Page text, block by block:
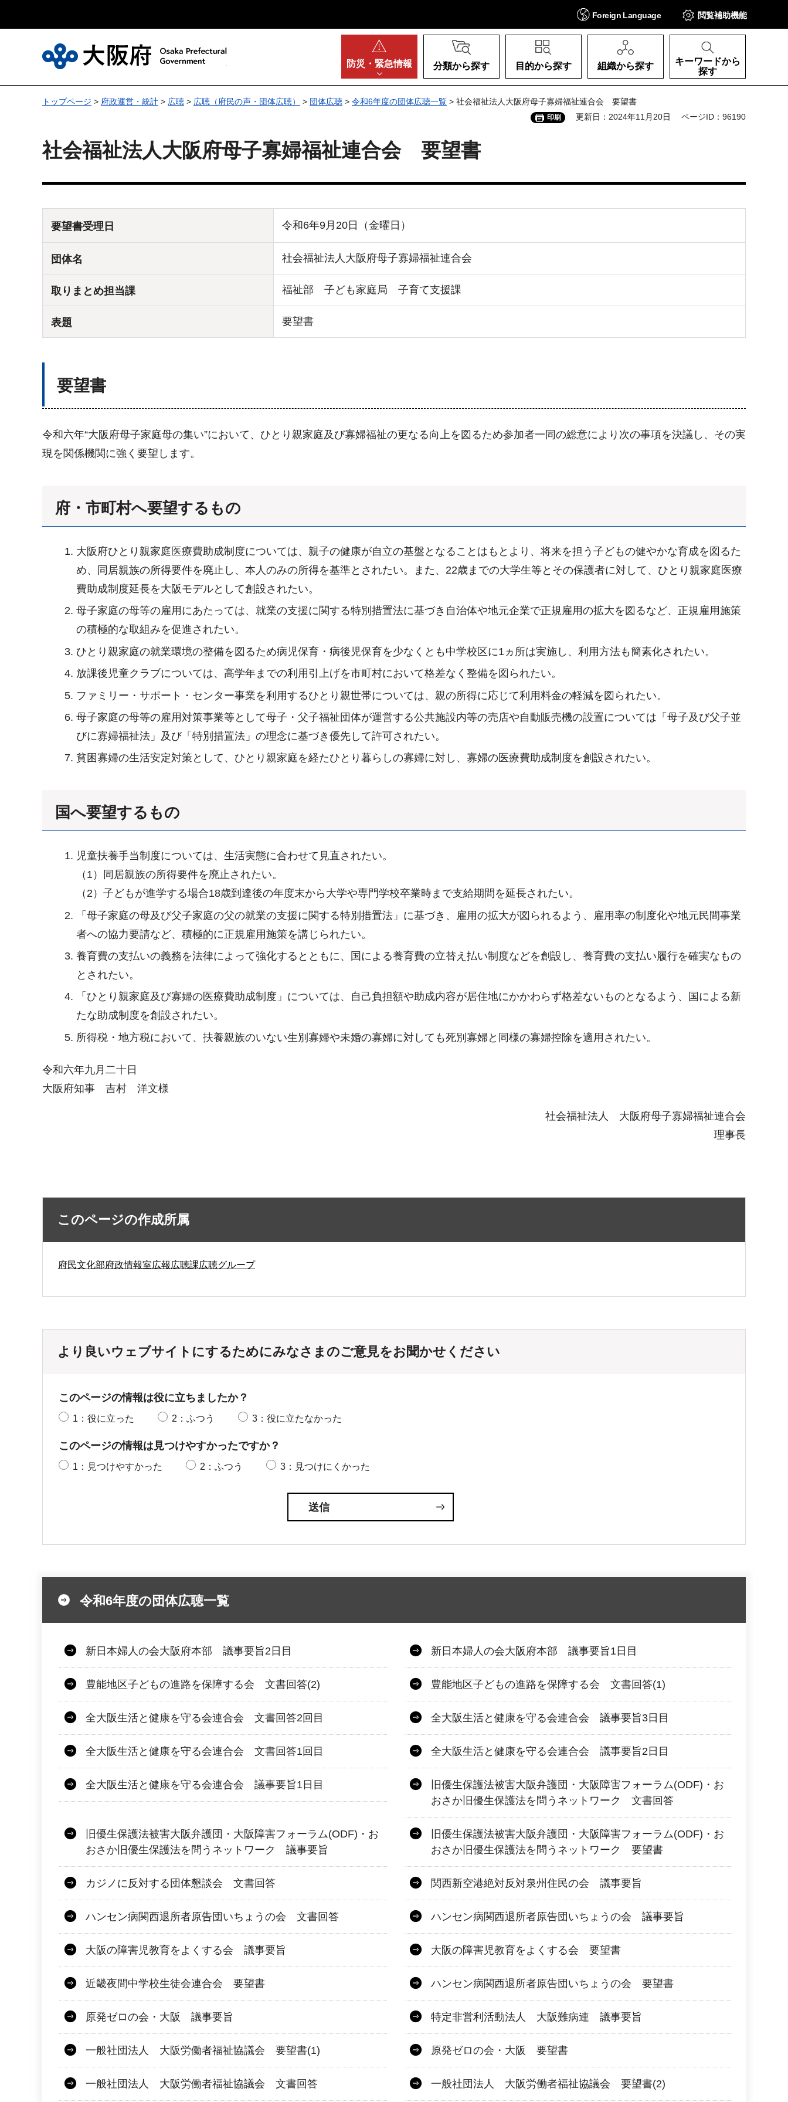
Foreign Language 閲覧補助機能
防災・ 緊急情報 分類から探す 目的から探す 組織から探す
キーワードから
探す
トップページ > 府政運営・統計 > 広聴 > 広聴（府民の声・団体広聴） > 団体広聴 > 令和6年度の団体広聴一覧 > 社会福祉法人大阪府母子寡婦福祉連合会 要望書
印刷 更新日：2024年11月20日 ページID：96190
社会福祉法人大阪府母子寡婦福祉連合会 要望書
要望書受理日 令和6年9月20日（金曜日）
団体名 社会福祉法人大阪府母子寡婦福祉連合会
取りまとめ担当課 福祉部 子ども家庭局 子育て支援課
表題 要望書
要望書
令和六年“大阪府母子家庭母の集い”において、ひとり親家庭及び寡婦福祉の更なる向上を図るため参加者一同の総意により次の事項を決議し、その実
現を関係機関に強く要望します。
府・市町村へ要望するもの
大阪府ひとり親家庭医療費助成制度については、親子の健康が自立の基盤となることはもとより、将来を担う子どもの健やかな育成を図るた
め、同居親族の所得要件を廃止し、本人のみの所得を基準とされたい。また、22歳までの大学生等とその保護者に対して、ひとり親家庭医療
費助成制度延長を大阪モデルとして創設されたい。
母子家庭の母等の雇用にあたっては、就業の支援に関する特別措置法に基づき自治体や地元企業で正規雇用の拡大を図るなど、正規雇用施策
の積極的な取組みを促進されたい。
ひとり親家庭の就業環境の整備を図るため病児保育・病後児保育を少なくとも中学校区に1ヵ所は実施し、利用方法も簡素化されたい。
放課後児童クラブについては、高学年までの利用引上げを市町村において格差なく整備を図られたい。
ファミリー・サポート・センター事業を利用するひとり親世帯については、親の所得に応じて利用料金の軽減を図られたい。
母子家庭の母等の雇用対策事業等として母子・父子福祉団体が運営する公共施設内等の売店や自動販売機の設置については「母子及び父子並
びに寡婦福祉法」及び「特別措置法」の理念に基づき優先して許可されたい。
貧困寡婦の生活安定対策として、ひとり親家庭を経たひとり暮らしの寡婦に対し、寡婦の医療費助成制度を創設されたい。
国へ要望するもの
児童扶養手当制度については、生活実態に合わせて見直されたい。
（1）同居親族の所得要件を廃止されたい。
（2）子どもが進学する場合18歳到達後の年度末から大学や専門学校卒業時まで支給期間を延長されたい。
「母子家庭の母及び父子家庭の父の就業の支援に関する特別措置法」に基づき、雇用の拡大が図られるよう、雇用率の制度化や地元民間事業
者への協力要請など、積極的に正規雇用施策を講じられたい。
養育費の支払いの義務を法律によって強化するとともに、国による養育費の立替え払い制度などを創設し、養育費の支払い履行を確実なもの
とされたい。
「ひとり親家庭及び寡婦の医療費助成制度」については、自己負担額や助成内容が居住地にかかわらず格差ないものとなるよう、国による新
たな助成制度を創設されたい。
所得税・地方税において、扶養親族のいない生別寡婦や未婚の寡婦に対しても死別寡婦と同様の寡婦控除を適用されたい。
令和六年九月二十日
大阪府知事 吉村 洋文様
社会福祉法人 大阪府母子寡婦福祉連合会
理事長
このページの作成所属
府民文化部府政情報室広報広聴課広聴グループ
より良いウェブサイトにするためにみなさまのご意見をお聞かせください
このページの情報は役に立ちましたか？
1：役に立った 2：ふつう 3：役に立たなかった
このページの情報は見つけやすかったですか？
1：見つけやすかった 2：ふつう 3：見つけにくかった
令和6年度の団体広聴一覧
新日本婦人の会大阪府本部 議事要旨2日目 新日本婦人の会大阪府本部 議事要旨1日目
豊能地区子どもの進路を保障する会 文書回答(2) 豊能地区子どもの進路を保障する会 文書回答(1)
全大阪生活と健康を守る会連合会 文書回答2回目 全大阪生活と健康を守る会連合会 議事要旨3日目
全大阪生活と健康を守る会連合会 文書回答1回目 全大阪生活と健康を守る会連合会 議事要旨2日目
全大阪生活と健康を守る会連合会 議事要旨1日目
旧優生保護法被害大阪弁護団・大阪障害フォーラム(ODF)・お
おさか旧優生保護法を問うネットワーク 文書回答
旧優生保護法被害大阪弁護団・大阪障害フォーラム(ODF)・お
おさか旧優生保護法を問うネットワーク 議事要旨
旧優生保護法被害大阪弁護団・大阪障害フォーラム(ODF)・お
おさか旧優生保護法を問うネットワーク 要望書
カジノに反対する団体懇談会 文書回答 関西新空港絶対反対泉州住民の会 議事要旨
ハンセン病関西退所者原告団いちょうの会 文書回答 ハンセン病関西退所者原告団いちょうの会 議事要旨
大阪の障害児教育をよくする会 議事要旨 大阪の障害児教育をよくする会 要望書
近畿夜間中学校生徒会連合会 要望書 ハンセン病関西退所者原告団いちょうの会 要望書
原発ゼロの会・大阪 議事要旨 特定非営利活動法人 大阪難病連 議事要旨
一般社団法人 大阪労働者福祉協議会 要望書(1) 原発ゼロの会・大阪 要望書
一般社団法人 大阪労働者福祉協議会 文書回答 一般社団法人 大阪労働者福祉協議会 要望書(2)